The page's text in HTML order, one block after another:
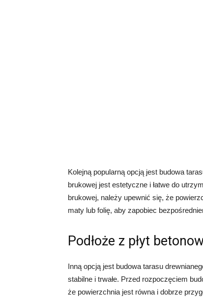
Kolejną popularną opcją jest budowa
brukowej jest estetyczne i łatwe do
brukowej, należy upewnić się, że
maty lub folię, aby zapobiec
Podłoże z płyt
Inną opcją jest budowa tarasu
stabilne i trwałe. Przed rozpoczęciem
że powierzchnia jest równa i dobrze